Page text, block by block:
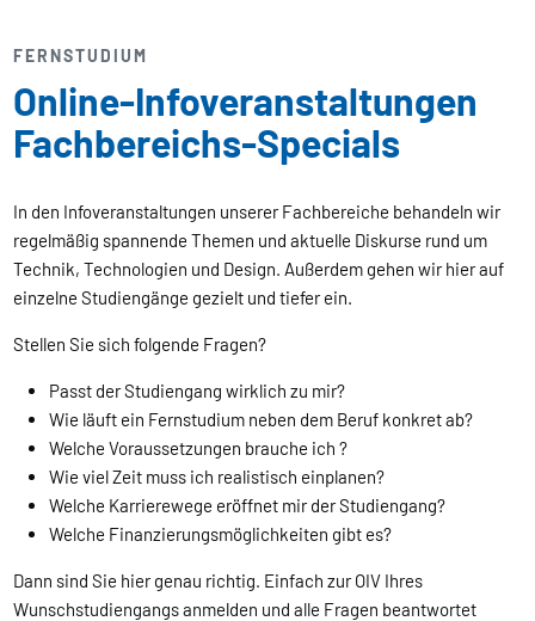
FERNSTUDIUM
Online-Infoveranstaltungen
Fachbereichs-Specials
In den Infoveranstaltungen unserer Fachbereiche behandeln wir
regelmäßig spannende Themen und aktuelle Diskurse rund um
Technik, Technologien und Design. Außerdem gehen wir hier auf
einzelne Studiengänge gezielt und tiefer ein.
Stellen Sie sich folgende Fragen?
Passt der Studiengang wirklich zu mir?
Wie läuft ein Fernstudium neben dem Beruf konkret ab?
Welche Voraussetzungen brauche ich ?
Wie viel Zeit muss ich realistisch einplanen?
Welche Karrierewege eröffnet mir der Studiengang?
Welche Finanzierungsmöglichkeiten gibt es?
Dann sind Sie hier genau richtig. Einfach zur OIV Ihres
Wunschstudiengangs anmelden und alle Fragen beantwortet